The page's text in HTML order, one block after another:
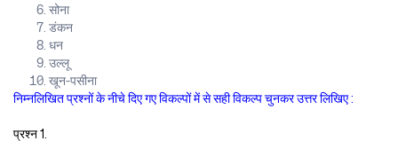
सोना
डंकन
धन
उल्लू
खून-पसीना
निम्नलिखित प्रश्नों के नीचे दिए गए विकल्पों में से सही विकल्प चुनकर उत्तर लिखिए :
प्रश्न 1.